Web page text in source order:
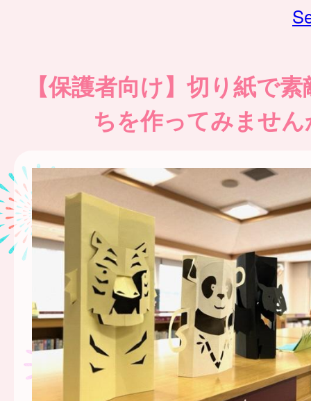
【保護者向け】切り紙で
ちを作ってみませ